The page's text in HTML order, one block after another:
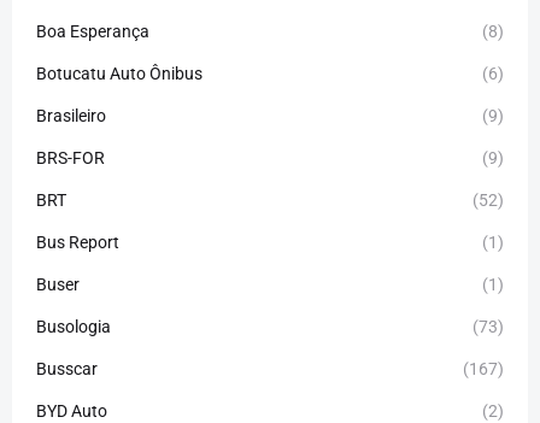
Boa Esperança (8)
Botucatu Auto Ônibus (6)
Brasileiro (9)
BRS-FOR (9)
BRT (52)
Bus Report (1)
Buser (1)
Busologia (73)
Busscar (167)
BYD Auto (2)